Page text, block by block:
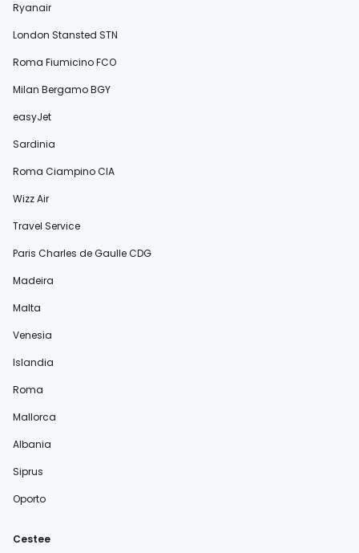
Ryanair
London Stansted STN
Roma Fiumicino FCO
Milan Bergamo BGY
easyJet
Sardinia
Roma Ciampino CIA
Wizz Air
Travel Service
Paris Charles de Gaulle CDG
Madeira
Malta
Venesia
Islandia
Roma
Mallorca
Albania
Siprus
Oporto
Cestee